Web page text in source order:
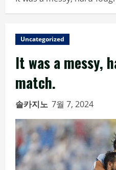
Uncategorized
It was a messy,
match.
솔카지노 7월 7, 2024